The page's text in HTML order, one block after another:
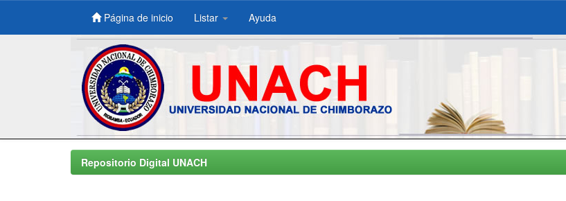
Skip
Página de inicio Listar Ayuda
Repositorio Digital UNACH